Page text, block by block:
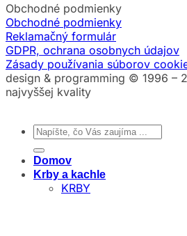
Obchodné podmienky
Obchodné podmienky
Reklamačný formulár
GDPR, ochrana osobnych údajov
Zásady používania súborov
design & programming © 1996 –
najvyššej kvality
Hľadať:
Domov
Krby a kachle
KRBY